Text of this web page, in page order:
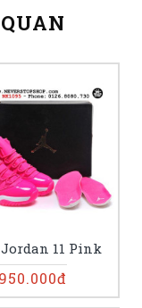
11 Pink
950.000đ